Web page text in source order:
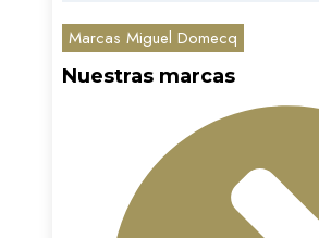
Marcas Miguel Domecq
Nuestras marcas